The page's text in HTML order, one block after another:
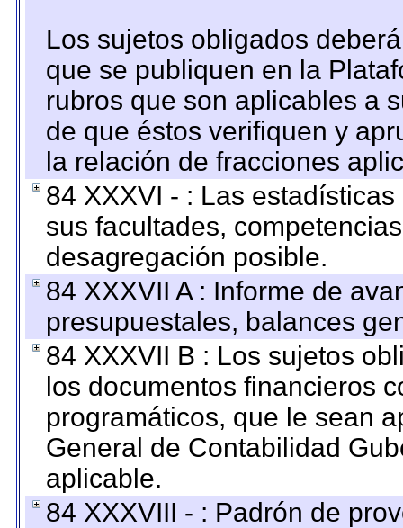
Los sujetos obligados
que se publiquen en la
rubros que son aplicables a
de que éstos verifiquen y
la relación de fracciones
84 XXXVI - : Las
sus facultades,
desagregación posible.
84 XXXVII A : Informe de
presupuestales, balances
84 XXXVII B : Los sujetos
los documentos financieros
programáticos, que le sean
General de Contabilidad
aplicable.
84 XXXVIII - : Padrón de